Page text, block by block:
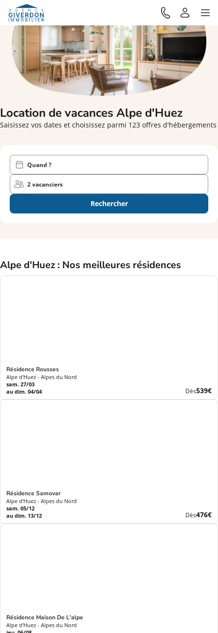
Location de vacances Alpe d'Huez
Saisissez vos dates et choisissez parmi 123 offres d'hébergements
Quand ?
2 vacanciers
Rechercher
Alpe d'Huez : Nos meilleures résidences
Résidence Rousses
Alpe d'Huez - Alpes du Nord
sam. 27/03
au dim. 04/04
Dès
prix
539€
Résidence Samovar
Alpe d'Huez - Alpes du Nord
sam. 05/12
au dim. 13/12
Dès
prix
476€
Résidence Maison De L'alpe
Alpe d'Huez - Alpes du Nord